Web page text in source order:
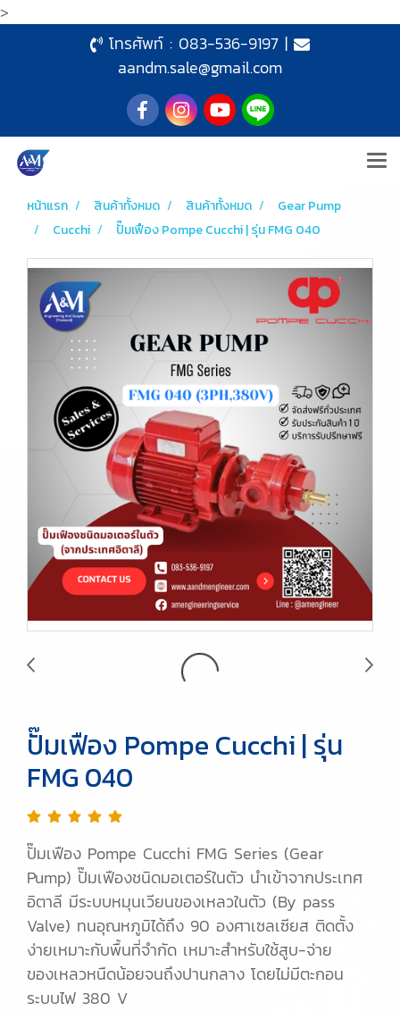
>
โทรศัพท์ : 083-536-9197|
aandm.sale@gmail.com
หน้าแรก สินค้าทั้งหมด สินค้าทั้งหมด
Gear Pump
Cucchi
ปั๊มเฟือง Pompe Cucchi | รุ่น FMG 040
ปั๊มเฟือง Pompe Cucchi | รุ่น
FMG 040
ปั๊มเฟือง Pompe Cucchi FMG Series (Gear
Pump) ปั๊มเฟืองชนิดมอเตอร์ในตัว นำเข้าจากประเทศ
อิตาลี มีระบบหมุนเวียนของเหลวในตัว (By pass
Valve) ทนอุณหภูมิได้ถึง 90 องศาเซลเซียส ติดตั้ง
ง่ายเหมาะกับพื้นที่จำกัด เหมาะสำหรับใช้สูบ-จ่าย
ของเหลวหนืดน้อยจนถึงปานกลาง โดยไม่มีตะกอน
ระบบไฟ 380 V